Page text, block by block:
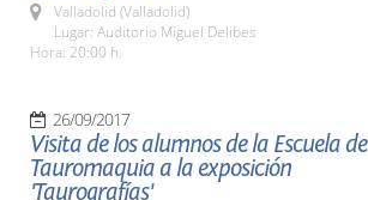
Valladolid (Valladolid)
Lugar: Auditorio Miguel Delibes
Hora: 20:00 h.
26/09/2017
Visita de los alumnos de la Escuela de
Tauromaquia a la exposición
'Taurografías'